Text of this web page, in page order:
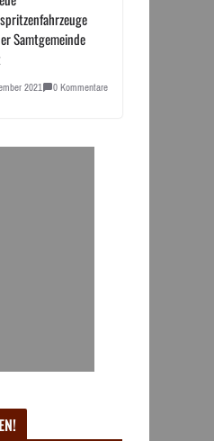
Samtgemeinde
2021 0 Kommentare